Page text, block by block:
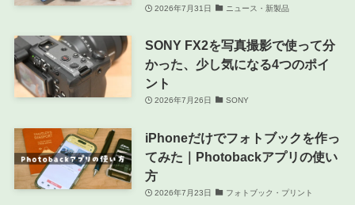
2026年7月31日 ニュース・新製品
SONY FX2を写真撮影で使って分
かった、少し気になる4つのポイ
ント
2026年7月26日 SONY
iPhoneだけでフォトブックを作っ
てみた｜Photobackアプリの使い
方
2026年7月23日 フォトブック・プリント